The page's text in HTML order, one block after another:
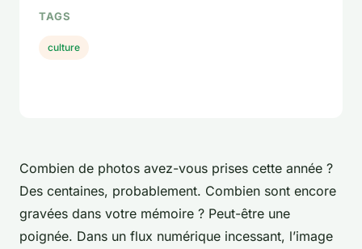
Combien de photos avez-vous prises cette année ?
Des centaines, probablement. Combien sont encore
gravées dans votre mémoire ? Peut-être une
poignée. Dans un flux numérique incessant, l’image
TAGS
culture